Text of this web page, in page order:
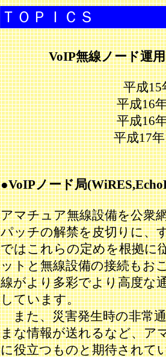
ＴＯＰＩＣＳ
VoIP無線ノード運
平成15
平成16
平成16
平成17
●VoIPノード局
アマチュア無線設備を公衆
パッチの解禁を皮切りに、
ではこれらの定めを根拠に
ットと無線設備の接続もお
線がより多彩でより高度な
しています。
また、災害発生時の非常
まな情報が送れるなど、ア
に役立つものと期待されて